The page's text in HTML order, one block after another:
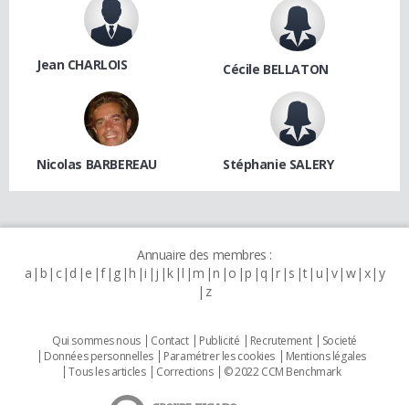
Jean CHARLOIS Cécile BELLATON
Nicolas BARBEREAU Stéphanie SALERY
Annuaire des membres :
a b c d e f g h i j k l m n o p q r s t u v w x y
z
Qui sommes nous Contact Publicité Recrutement
Societé
Données personnelles
Paramétrer les cookies
Mentions légales
Tous les articles
Corrections © 2022 CCM Benchmark